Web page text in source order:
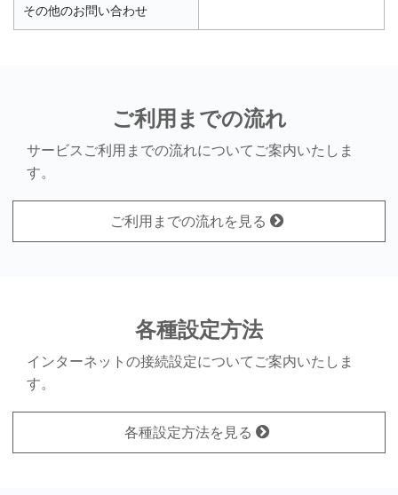
その他のお問い合わせ
ご利用までの流れ
サービスご利用までの流れについてご案内いたしま
す。
ご利用までの流れを見る
各種設定方法
インターネットの接続設定についてご案内いたしま
す。
各種設定方法を見る